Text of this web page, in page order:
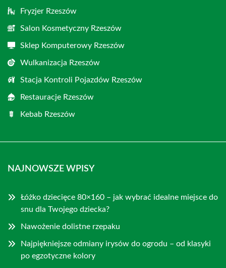
Fryzjer Rzeszów
Salon Kosmetyczny Rzeszów
Sklep Komputerowy Rzeszów
Wulkanizacja Rzeszów
Stacja Kontroli Pojazdów Rzeszów
Restauracje Rzeszów
Kebab Rzeszów
NAJNOWSZE WPISY
Łóżko dziecięce 80×160 – jak wybrać idealne miejsce do
snu dla Twojego dziecka?
Nawożenie dolistne rzepaku
Najpiękniejsze odmiany irysów do ogrodu – od klasyki
po egzotyczne kolory